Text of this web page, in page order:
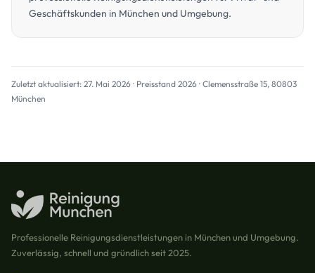
Geschäftskunden in München und Umgebung.
Zuletzt aktualisiert: 27. Mai 2026 · Preisstand 2026 · Clemensstraße 15, 80803
München
Professionelle Reinigungsdienstleistungen in München und Umgebung.
Zuverlässig, schnell und gründlich seit 2025.